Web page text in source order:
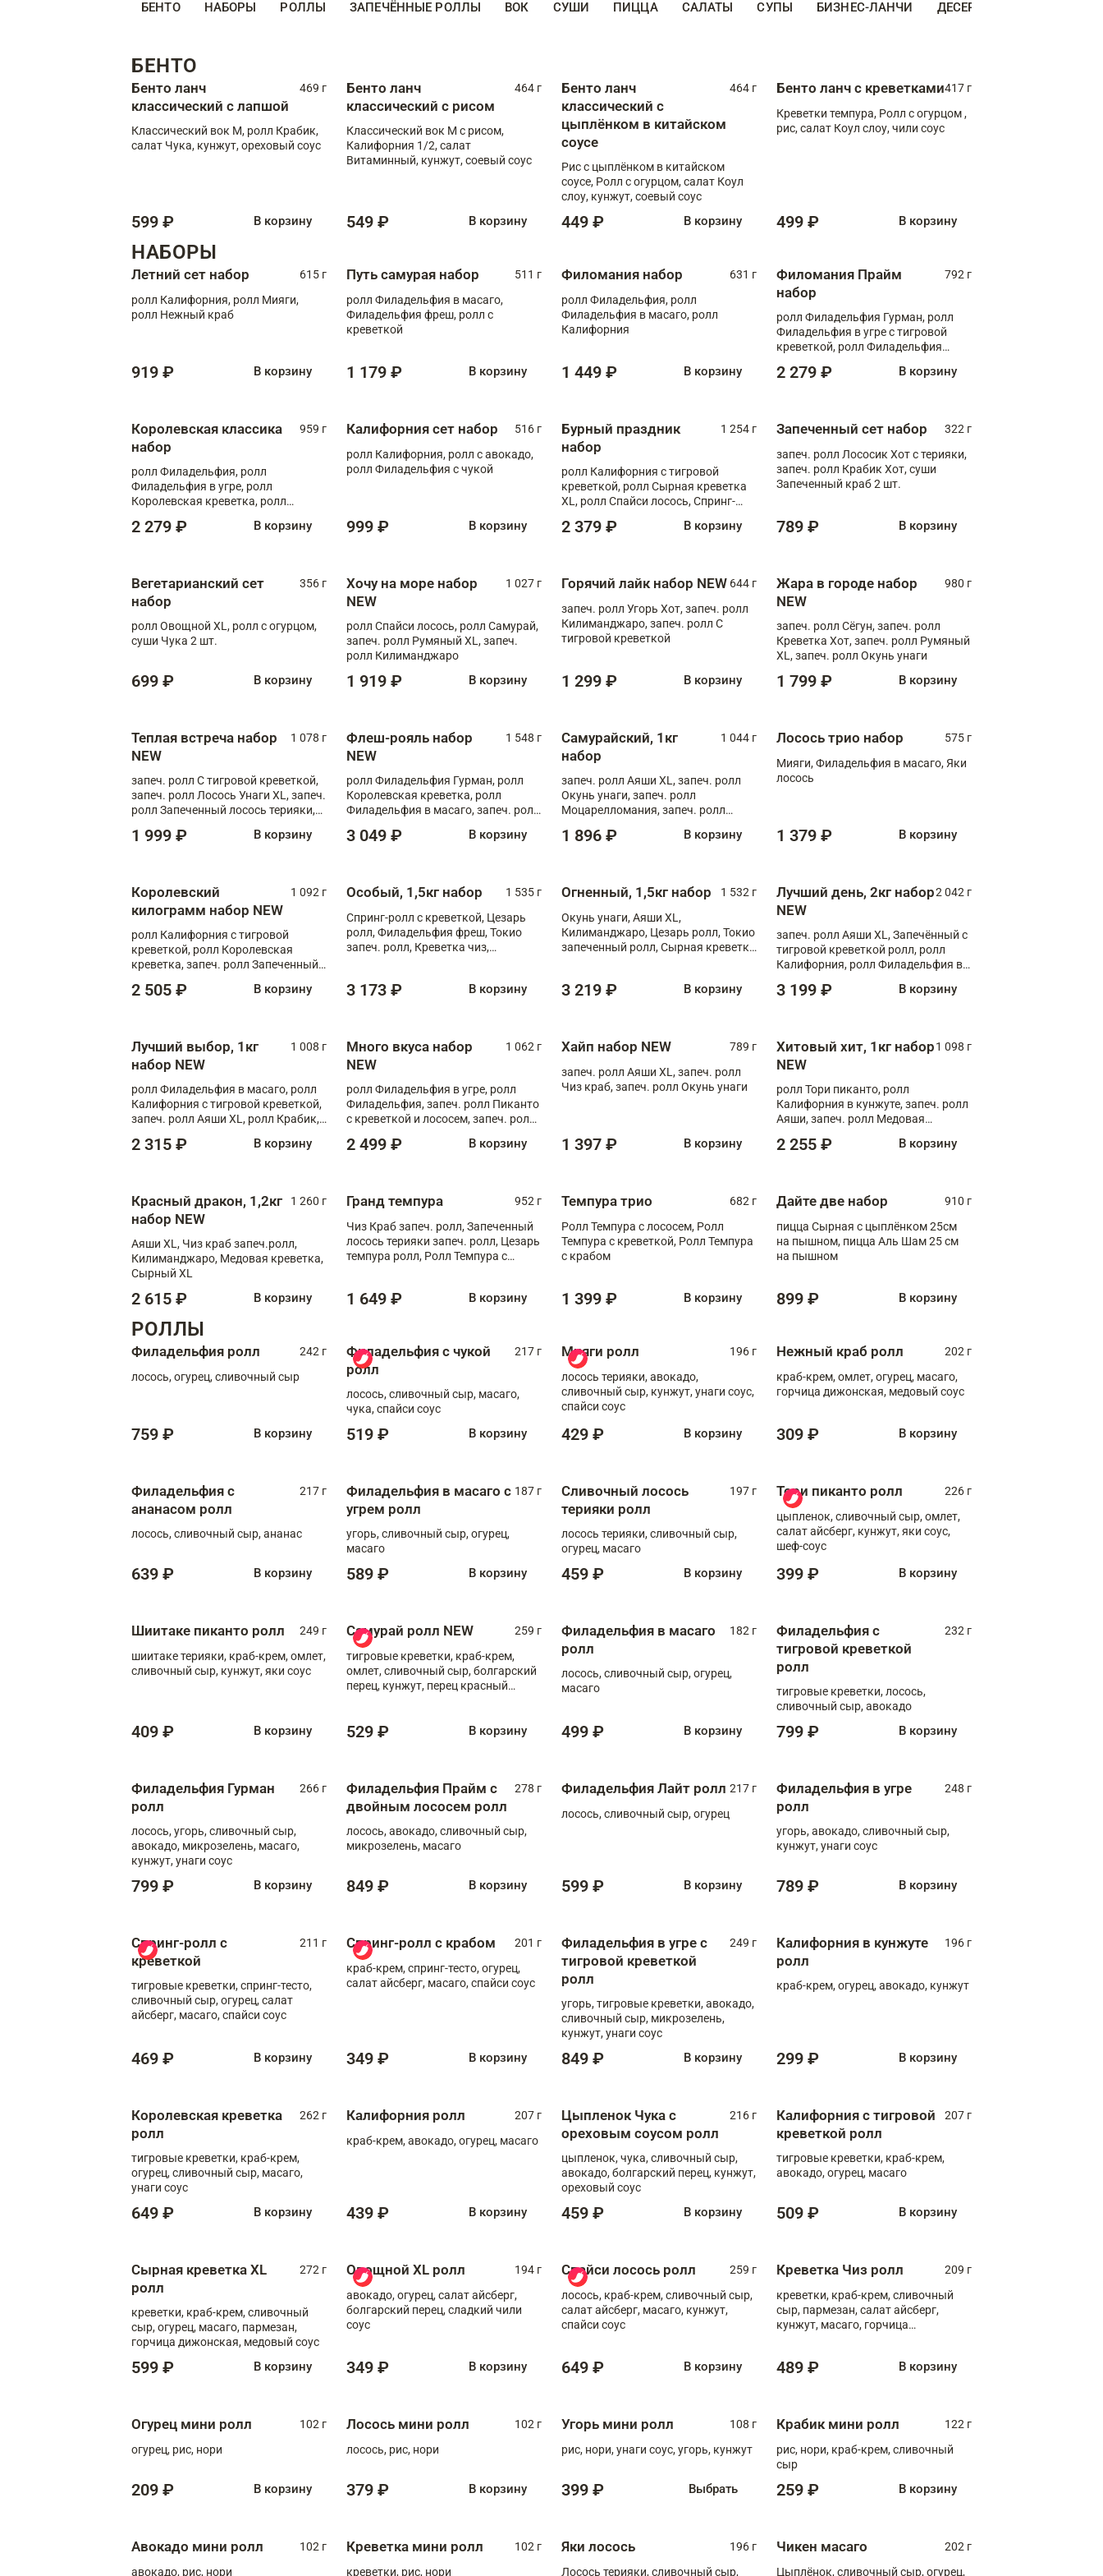
БЕНТО НАБОРЫ РОЛЛЫ ЗАПЕЧЁННЫЕ РОЛЛЫ ВОК СУШИ ПИЦЦА САЛАТЫ СУПЫ БИЗНЕС-ЛАНЧИ ДЕСЕРТЫ
БЕНТО
Бенто ланч
классический с лапшой
469 г
Классический вок М, ролл Крабик,
салат Чука, кунжут, ореховый соус
599 ₽ В корзину
Бенто ланч
классический с рисом
464 г
Классический вок М с рисом,
Калифорния 1/2, салат
Витаминный, кунжут, соевый соус
549 ₽ В корзину
Бенто ланч
классический с
цыплёнком в китайском
соусе
464 г
Рис с цыплёнком в китайском
соусе, Ролл с огурцом, салат Коул
слоу, кунжут, соевый соус
449 ₽ В корзину
Бенто ланч с креветками417 г
Креветки темпура, Ролл с огурцом ,
рис, салат Коул слоу, чили соус
499 ₽ В корзину
НАБОРЫ
Летний сет набор
615 г
ролл Калифорния, ролл Мияги,
ролл Нежный краб
919 ₽ В корзину
Путь самурая набор
511 г
ролл Филадельфия в масаго,
Филадельфия фреш, ролл с
креветкой
1 179 ₽ В корзину
Филомания набор
631 г
ролл Филадельфия, ролл
Филадельфия в масаго, ролл
Калифорния
1 449 ₽ В корзину
Филомания Прайм
набор
792 г
ролл Филадельфия Гурман, ролл
Филадельфия в угре с тигровой
креветкой, ролл Филадельфия
2 279 ₽ В корзину
Королевская классика
набор
959 г
ролл Филадельфия, ролл
Филадельфия в угре, ролл
Королевская креветка, ролл
2 279 ₽ В корзину
Калифорния сет набор
516 г
ролл Калифорния, ролл с авокадо,
ролл Филадельфия с чукой
999 ₽ В корзину
Бурный праздник
набор
1 254 г
ролл Калифорния с тигровой
креветкой, ролл Сырная креветка
XL, ролл Спайси лосось, Спринг-
Медовая креветка
2 379 ₽ В корзину
Запеченный сет набор
322 г
запеч. ролл Лососик Хот с терияки,
запеч. ролл Крабик Хот, суши
Запеченный краб 2 шт.
789 ₽ В корзину
Вегетарианский сет
набор
356 г
ролл Овощной XL, ролл с огурцом,
суши Чука 2 шт.
699 ₽ В корзину
Хочу на море набор
NEW
1 027 г
ролл Спайси лосось, ролл Самурай,
запеч. ролл Румяный XL, запеч.
ролл Килиманджаро
1 919 ₽ В корзину
Горячий лайк набор NEW 644 г
запеч. ролл Угорь Хот, запеч. ролл
Килиманджаро, запеч. ролл С
тигровой креветкой
1 299 ₽ В корзину
Жара в городе набор
NEW
980 г
запеч. ролл Сёгун, запеч. ролл
Креветка Хот, запеч. ролл Румяный
XL, запеч. ролл Окунь унаги
1 799 ₽ В корзину
Теплая встреча набор
NEW
1 078 г
запеч. ролл С тигровой креветкой,
запеч. ролл Лосось Унаги XL, запеч.
ролл Запеченный лосось терияки,
1 999 ₽ В корзину
Флеш-рояль набор
NEW
1 548 г
ролл Филадельфия Гурман, ролл
Королевская креветка, ролл
Филадельфия в масаго, запеч. ролл
Тигровая креветка с моцареллой,
3 049 ₽ В корзину
Самурайский, 1кг
набор
1 044 г
запеч. ролл Аяши XL, запеч. ролл
Окунь унаги, запеч. ролл
Моцарелломания, запеч. ролл
1 896 ₽ В корзину
Лосось трио набор
575 г
Мияги, Филадельфия в масаго, Яки
лосось
1 379 ₽ В корзину
Королевский
килограмм набор NEW
1 092 г
ролл Калифорния с тигровой
креветкой, ролл Королевская
креветка, запеч. ролл Запеченный
XL, запеч. ролл Крабик Хот
2 505 ₽ В корзину
Особый, 1,5кг набор
1 535 г
Спринг-ролл с креветкой, Цезарь
ролл, Филадельфия фреш, Токио
запеч. ролл, Креветка чиз,
3 173 ₽ В корзину
Огненный, 1,5кг набор
1 532 г
Окунь унаги, Аяши XL,
Килиманджаро, Цезарь ролл, Токио
запеченный ролл, Сырная креветка
3 219 ₽ В корзину
Лучший день, 2кг набор
NEW
2 042 г
запеч. ролл Аяши XL, Запечённый с
тигровой креветкой ролл, ролл
Калифорния, ролл Филадельфия в
запеч. ролл Моцарелломания, ролл
3 199 ₽ В корзину
Лучший выбор, 1кг
набор NEW
1 008 г
ролл Филадельфия в масаго, ролл
Калифорния с тигровой креветкой,
запеч. ролл Аяши XL, ролл Крабик,
2 315 ₽ В корзину
Много вкуса набор
NEW
1 062 г
ролл Филадельфия в угре, ролл
Филадельфия, запеч. ролл Пиканто
с креветкой и лососем, запеч. ролл
2 499 ₽ В корзину
Хайп набор NEW
789 г
запеч. ролл Аяши XL, запеч. ролл
Чиз краб, запеч. ролл Окунь унаги
1 397 ₽ В корзину
Хитовый хит, 1кг набор
NEW
1 098 г
ролл Тори пиканто, ролл
Калифорния в кунжуте, запеч. ролл
Аяши, запеч. ролл Медовая
чукой
2 255 ₽ В корзину
Красный дракон, 1,2кг
набор NEW
1 260 г
Аяши XL, Чиз краб запеч.ролл,
Килиманджаро, Медовая креветка,
Сырный XL
2 615 ₽ В корзину
Гранд темпура
952 г
Чиз Краб запеч. ролл, Запеченный
лосось терияки запеч. ролл, Цезарь
темпура ролл, Ролл Темпура с
1 649 ₽ В корзину
Темпура трио
682 г
Ролл Темпура с лососем, Ролл
Темпура с креветкой, Ролл Темпура
с крабом
1 399 ₽ В корзину
Дайте две набор
910 г
пицца Сырная с цыплёнком 25см
на пышном, пицца Аль Шам 25 см
на пышном
899 ₽ В корзину
РОЛЛЫ
Филадельфия ролл
242 г
лосось, огурец, сливочный сыр
759 ₽ В корзину
Филадельфия с чукой
ролл
217 г
лосось, сливочный сыр, масаго,
чука, спайси соус
519 ₽ В корзину
Мияги ролл
196 г
лосось терияки, авокадо,
сливочный сыр, кунжут, унаги соус,
спайси соус
429 ₽ В корзину
Нежный краб ролл
202 г
краб-крем, омлет, огурец, масаго,
горчица дижонская, медовый соус
309 ₽ В корзину
Филадельфия с
ананасом ролл
217 г
лосось, сливочный сыр, ананас
639 ₽ В корзину
Филадельфия в масаго с
угрем ролл
187 г
угорь, сливочный сыр, огурец,
масаго
589 ₽ В корзину
Сливочный лосось
терияки ролл
197 г
лосось терияки, сливочный сыр,
огурец, масаго
459 ₽ В корзину
Тори пиканто ролл
226 г
цыпленок, сливочный сыр, омлет,
салат айсберг, кунжут, яки соус,
шеф-соус
399 ₽ В корзину
Шиитаке пиканто ролл
249 г
шиитаке терияки, краб-крем, омлет,
сливочный сыр, кунжут, яки соус
409 ₽ В корзину
Самурай ролл NEW
259 г
тигровые креветки, краб-крем,
омлет, сливочный сыр, болгарский
перец, кунжут, перец красный
529 ₽ В корзину
Филадельфия в масаго
ролл
182 г
лосось, сливочный сыр, огурец,
масаго
499 ₽ В корзину
Филадельфия с
тигровой креветкой
ролл
232 г
тигровые креветки, лосось,
сливочный сыр, авокадо
799 ₽ В корзину
Филадельфия Гурман
ролл
266 г
лосось, угорь, сливочный сыр,
авокадо, микрозелень, масаго,
кунжут, унаги соус
799 ₽ В корзину
Филадельфия Прайм с
двойным лососем ролл
278 г
лосось, авокадо, сливочный сыр,
микрозелень, масаго
849 ₽ В корзину
Филадельфия Лайт ролл 217 г
лосось, сливочный сыр, огурец
599 ₽ В корзину
Филадельфия в угре
ролл
248 г
угорь, авокадо, сливочный сыр,
кунжут, унаги соус
789 ₽ В корзину
Спринг-ролл с
креветкой
211 г
тигровые креветки, спринг-тесто,
сливочный сыр, огурец, салат
айсберг, масаго, спайси соус
469 ₽ В корзину
Спринг-ролл с крабом
201 г
краб-крем, спринг-тесто, огурец,
салат айсберг, масаго, спайси соус
349 ₽ В корзину
Филадельфия в угре с
тигровой креветкой
ролл
249 г
угорь, тигровые креветки, авокадо,
сливочный сыр, микрозелень,
кунжут, унаги соус
849 ₽ В корзину
Калифорния в кунжуте
ролл
196 г
краб-крем, огурец, авокадо, кунжут
299 ₽ В корзину
Королевская креветка
ролл
262 г
тигровые креветки, краб-крем,
огурец, сливочный сыр, масаго,
унаги соус
649 ₽ В корзину
Калифорния ролл
207 г
краб-крем, авокадо, огурец, масаго
439 ₽ В корзину
Цыпленок Чука с
ореховым соусом ролл
216 г
цыпленок, чука, сливочный сыр,
авокадо, болгарский перец, кунжут,
ореховый соус
459 ₽ В корзину
Калифорния с тигровой
креветкой ролл
207 г
тигровые креветки, краб-крем,
авокадо, огурец, масаго
509 ₽ В корзину
Сырная креветка XL
ролл
272 г
креветки, краб-крем, сливочный
сыр, огурец, масаго, пармезан,
горчица дижонская, медовый соус
599 ₽ В корзину
Овощной XL ролл
194 г
авокадо, огурец, салат айсберг,
болгарский перец, сладкий чили
соус
349 ₽ В корзину
Спайси лосось ролл
259 г
лосось, краб-крем, сливочный сыр,
салат айсберг, масаго, кунжут,
спайси соус
649 ₽ В корзину
Креветка Чиз ролл
209 г
креветки, краб-крем, сливочный
сыр, пармезан, салат айсберг,
кунжут, масаго, горчица
489 ₽ В корзину
Огурец мини ролл
102 г
огурец, рис, нори
209 ₽ В корзину
Лосось мини ролл
102 г
лосось, рис, нори
379 ₽ В корзину
Угорь мини ролл
108 г
рис, нори, унаги соус, угорь, кунжут
399 ₽ Выбрать
Крабик мини ролл
122 г
рис, нори, краб-крем, сливочный
сыр
259 ₽ В корзину
Авокадо мини ролл
102 г
авокадо, рис, нори
Креветка мини ролл
102 г
креветки, рис, нори
Яки лосось
196 г
Лосось терияки, сливочный сыр,
Чикен масаго
202 г
Цыплёнок, сливочный сыр, огурец,